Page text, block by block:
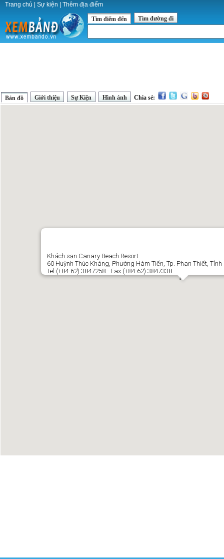
Trang chủ Sự kiện Thêm địa điểm
Tìm điểm đến Tìm đường đi
Bản đồ Giới thiệu Sự Kiện Hình ảnh Chia sẻ:
Khách sạn Canary Beach Resort
60 Huỳnh Thúc Kháng, Phường Hàm Tiến, Tp. Phan Thiết,
Tel:(+84-62) 3847258 - Fax.(+84-62) 3847338